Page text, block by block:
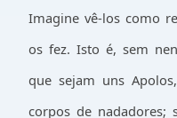
Imagine vê-los como
os fez. Isto é, sem
que sejam uns
corpos de nadadores;